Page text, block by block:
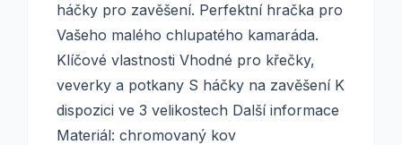
háčky pro zavěšení. Perfektní hračka pro
Vašeho malého chlupatého kamaráda.
Klíčové vlastnosti Vhodné pro křečky,
veverky a potkany S háčky na zavěšení K
dispozici ve 3 velikostech Další informace
Materiál: chromovaný kov